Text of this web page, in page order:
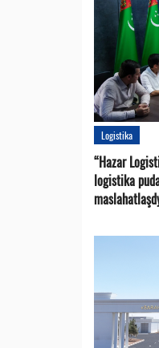
Logistika
“Hazar
logistika